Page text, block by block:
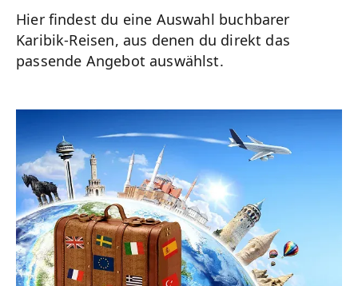
Hier findest du eine Auswahl buchbarer
Karibik-Reisen, aus denen du direkt das
passende Angebot auswählst.